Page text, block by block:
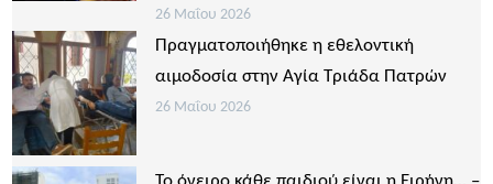
26 Μαΐου 2026
Πραγματοποιήθηκε η εθελοντική
αιμοδοσία στην Αγία Τριάδα Πατρών
26 Μαΐου 2026